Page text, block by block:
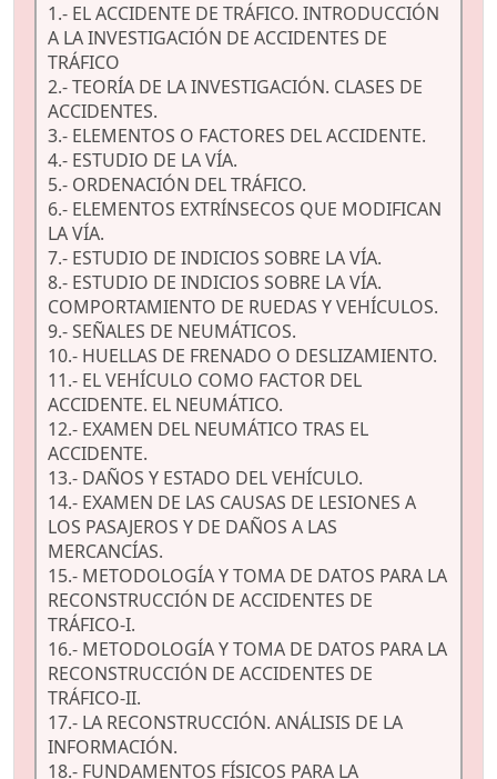
1.- EL ACCIDENTE DE TRÁFICO. INTRODUCCIÓN
A LA INVESTIGACIÓN DE ACCIDENTES DE
TRÁFICO
2.- TEORÍA DE LA INVESTIGACIÓN. CLASES DE
ACCIDENTES.
3.- ELEMENTOS O FACTORES DEL ACCIDENTE.
4.- ESTUDIO DE LA VÍA.
5.- ORDENACIÓN DEL TRÁFICO.
6.- ELEMENTOS EXTRÍNSECOS QUE MODIFICAN
LA VÍA.
7.- ESTUDIO DE INDICIOS SOBRE LA VÍA.
8.- ESTUDIO DE INDICIOS SOBRE LA VÍA.
COMPORTAMIENTO DE RUEDAS Y VEHÍCULOS.
9.- SEÑALES DE NEUMÁTICOS.
10.- HUELLAS DE FRENADO O DESLIZAMIENTO.
11.- EL VEHÍCULO COMO FACTOR DEL
ACCIDENTE. EL NEUMÁTICO.
12.- EXAMEN DEL NEUMÁTICO TRAS EL
ACCIDENTE.
13.- DAÑOS Y ESTADO DEL VEHÍCULO.
14.- EXAMEN DE LAS CAUSAS DE LESIONES A
LOS PASAJEROS Y DE DAÑOS A LAS
MERCANCÍAS.
15.- METODOLOGÍA Y TOMA DE DATOS PARA LA
RECONSTRUCCIÓN DE ACCIDENTES DE
TRÁFICO-I.
16.- METODOLOGÍA Y TOMA DE DATOS PARA LA
RECONSTRUCCIÓN DE ACCIDENTES DE
TRÁFICO-II.
17.- LA RECONSTRUCCIÓN. ANÁLISIS DE LA
INFORMACIÓN.
18.- FUNDAMENTOS FÍSICOS PARA LA